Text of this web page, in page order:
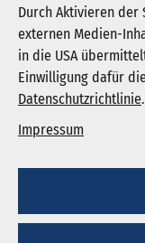
Durch Aktivieren der
externen Medien-
in die USA
Einwilligung dafür
Datenschutzrichtlinie.
Impressum
KGNW -
Westfalen e. V.
Humboldtstraße